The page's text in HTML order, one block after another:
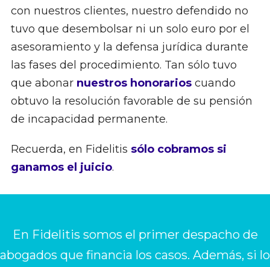
con nuestros clientes, nuestro defendido no
tuvo que desembolsar ni un solo euro por el
asesoramiento y la defensa jurídica durante
las fases del procedimiento. Tan sólo tuvo
que abonar nuestros honorarioscuando
obtuvo la resolución favorable de su pensión
de incapacidad permanente.
Recuerda, en Fidelitis sólo cobramos si
ganamos el juicio.
En Fidelitis somos el primer despacho de
abogados que financia los casos. Además, si lo